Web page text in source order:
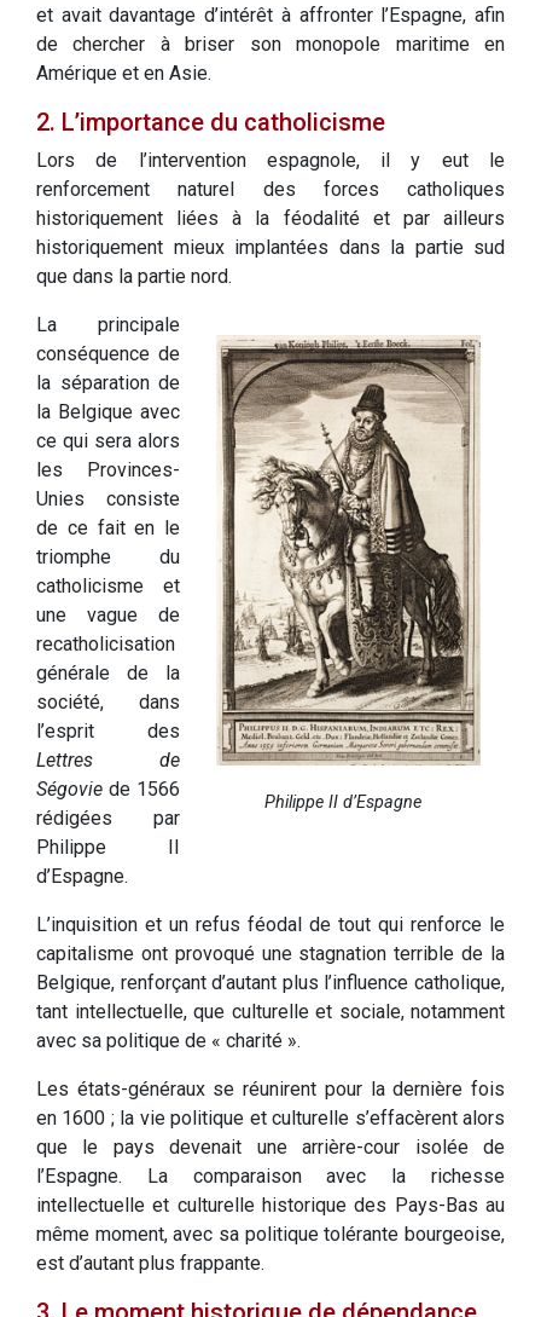
et avait davantage d’intérêt à affronter l’Espagne, afin
de chercher à briser son monopole maritime en
Amérique et en Asie.
2. L’importance du catholicisme
Lors de l’intervention espagnole, il y eut le
renforcement naturel des forces catholiques
historiquement liées à la féodalité et par ailleurs
historiquement mieux implantées dans la partie sud
que dans la partie nord.
Philippe II d’Espagne
La principale
conséquence de
la séparation de
la Belgique avec
ce qui sera alors
les Provinces-
Unies consiste
de ce fait en le
triomphe du
catholicisme et
une vague de
recatholicisation
générale de la
société, dans
l’esprit des
Lettres de
Ségovie de 1566
rédigées par
Philippe II
d’Espagne.
L’inquisition et un refus féodal de tout qui renforce le
capitalisme ont provoqué une stagnation terrible de la
Belgique, renforçant d’autant plus l’influence catholique,
tant intellectuelle, que culturelle et sociale, notamment
avec sa politique de « charité ».
Les états-généraux se réunirent pour la dernière fois
en 1600 ; la vie politique et culturelle s’effacèrent alors
que le pays devenait une arrière-cour isolée de
l’Espagne. La comparaison avec la richesse
intellectuelle et culturelle historique des Pays-Bas au
même moment, avec sa politique tolérante bourgeoise,
est d’autant plus frappante.